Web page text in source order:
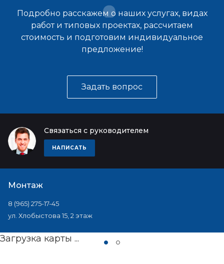
Подробно расскажем о наших услугах, видах
работ и типовых проектах, рассчитаем
стоимость и подготовим индивидуальное
предложение!
Задать вопрос
Связаться с руководителем
НАПИСАТЬ
Монтаж
8 (965) 275-17-45
ул. Хлобыстова 15, 2 этаж
Загрузка карты ...